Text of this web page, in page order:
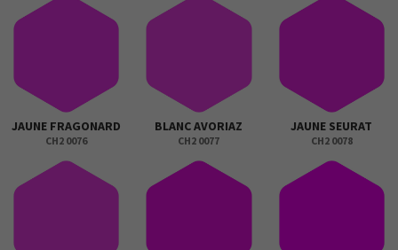
JAUNE FRAGONARD
CH2 0076
BLANC AVORIAZ
CH2 0077
JAUNE SEURAT
CH2 0078